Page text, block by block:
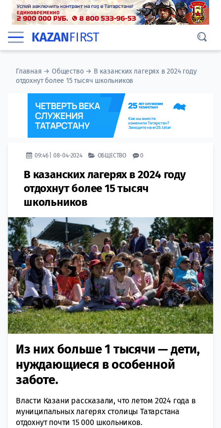
KAZANFIRST
Главная →Общество→ В казанских лагерях в 2024 году
отдохнут более 15 тысяч школьников
09:46 | 08-04-2024 ОБЩЕСТВО 0
В казанских лагерях в 2024 году
отдохнут более 15 тысяч
школьников
Из них больше 1 тысячи — дети,
нуждающиеся в особенной
заботе.
Власти Казани рассказали, что летом 2024 года в
муниципальных лагерях столицы Татарстана
отдохнут почти 15 000 школьников.